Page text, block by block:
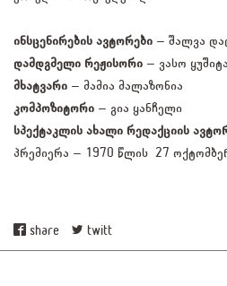
ინსცენირების ავტორები – შალვა
დამდგმელი რეჟისორი – ვასო
მხატვარი – მამია მალაზონია
კომპოზიტორი – გია ყანჩელი
სპექტაკლის ახალი რედაქციის
პრემიერა – 1970 წლის 27
share twitt